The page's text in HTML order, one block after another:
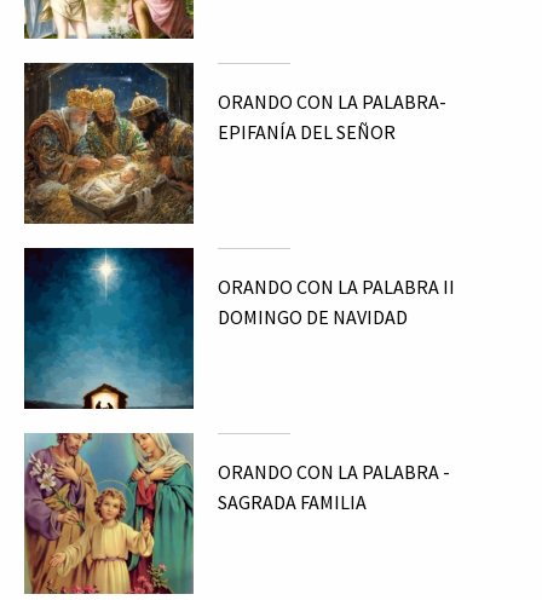
ORANDO CON LA PALABRA-
EPIFANÍA DEL SEÑOR
ORANDO CON LA PALABRA II
DOMINGO DE NAVIDAD
ORANDO CON LA PALABRA -
SAGRADA FAMILIA